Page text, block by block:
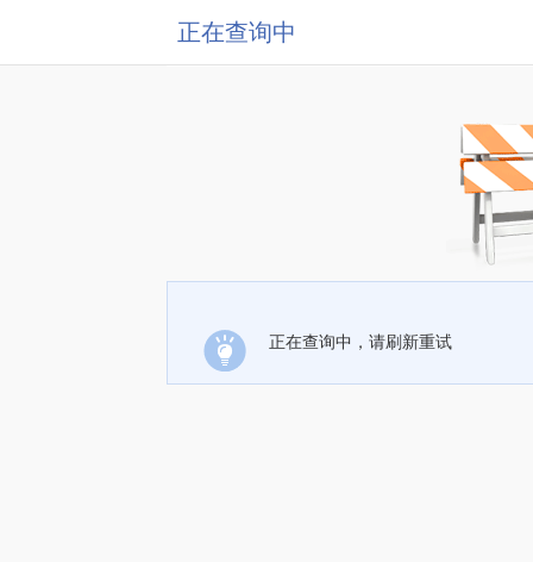
正在查询中
正在查询中，请刷新重试